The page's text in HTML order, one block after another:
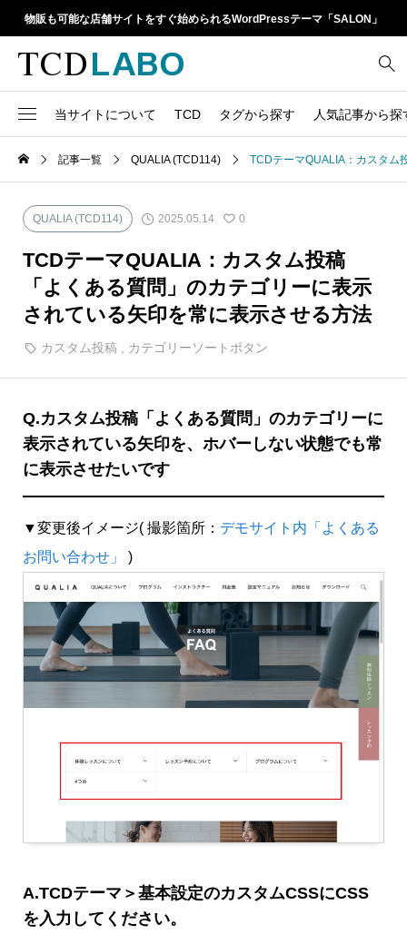
物販も可能な店舗サイトをすぐ始められるWordPressテーマ「SALON」
当サイトについて TCD タグから探す 人気記事から探
1カラム
Google Map
14
iframe 17
meta description 21
retinaディスプレイ
SNSアイコン
TCDクラシックエディタ
ラグイン
Webフォント
TCD LABOとは
TCDテーマ一覧
ファイルの編集方法
WordPressテーマ比較
人気ランキング
アップデート情報
よくあるご質問
記事一覧 QUALIA (TCD114) TCDテーマQUALIA：カスタム
QUALIA (TCD114) 2025.05.14 0
TCDテーマQUALIA：カスタム投稿
「よくある質問」のカテゴリーに表示
されている矢印を常に表示させる方法
カスタム投稿 , カテゴリーソートボタン
Q.カスタム投稿「よくある質問」のカテゴリーに
表示されている矢印を、ホバーしない状態でも常
に表示させたいです
▼変更後イメージ( 撮影箇所： デモサイト内「よくある
お問い合わせ」
)
A.TCDテーマ＞基本設定のカスタムCSSにCSS
を入力してください。